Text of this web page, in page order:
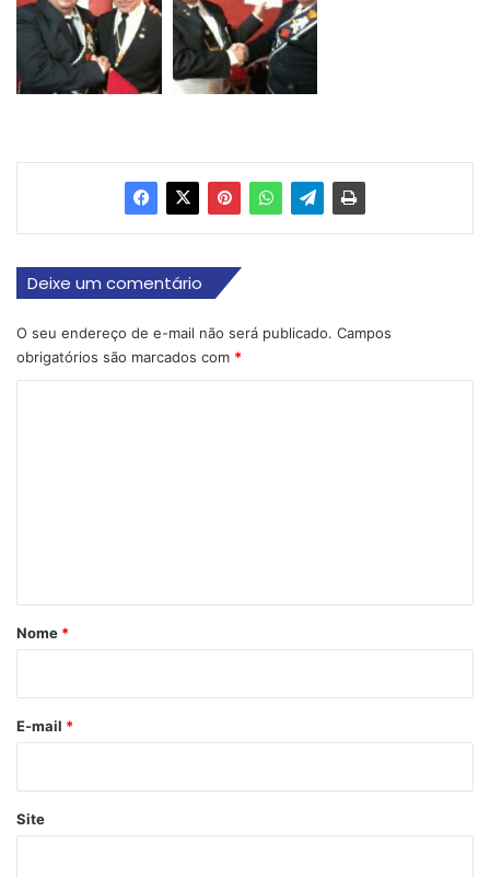
Deixe um comentário
O seu endereço de e-mail não será publicado. Campos
obrigatórios são marcados com *
r
*
Nome *
E-mail *
Site